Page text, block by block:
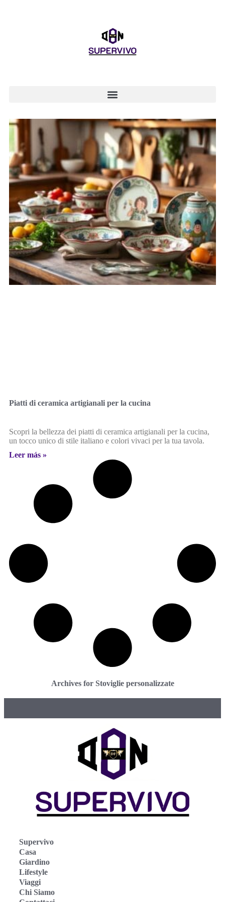
Piatti di ceramica artigianali per la cucina
Scopri la bellezza dei piatti di ceramica artigianali per la cucina,
un tocco unico di stile italiano e colori vivaci per la tua tavola.
Leer más »
Archives for Stoviglie personalizzate
Supervivo
Casa
Giardino
Lifestyle
Viaggi
Chi Siamo